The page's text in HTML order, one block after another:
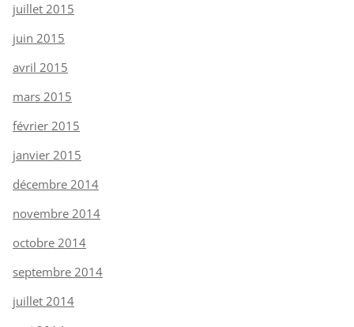
juillet 2015
juin 2015
avril 2015
mars 2015
février 2015
janvier 2015
décembre 2014
novembre 2014
octobre 2014
septembre 2014
juillet 2014